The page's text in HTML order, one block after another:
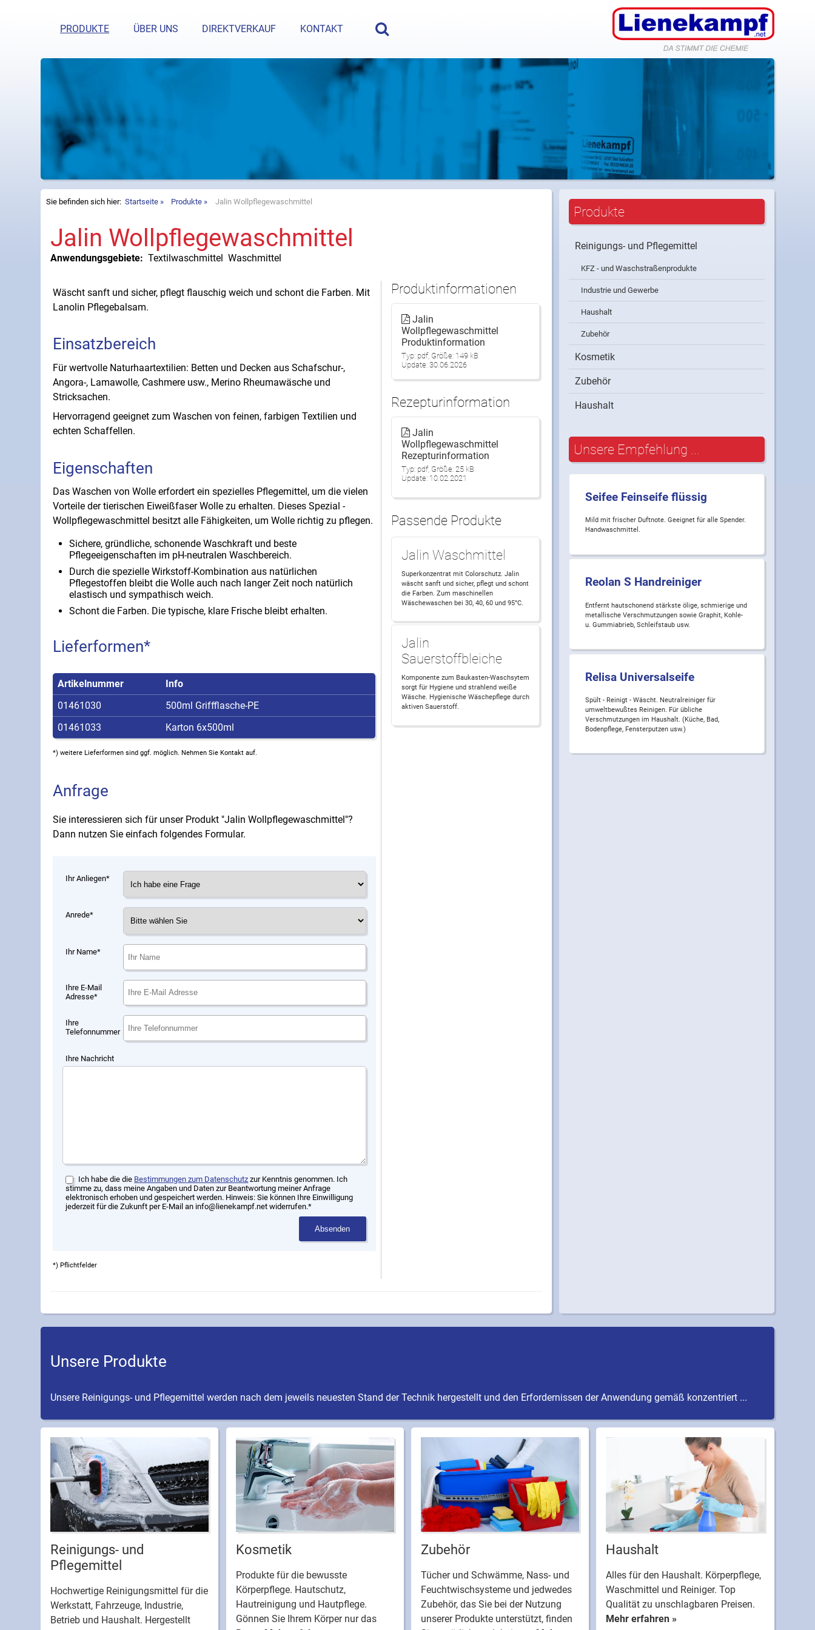
Haben Sie Fragen? Nehmen Sie Kontakt auf:
PRODUKTE ÜBER UNS DIREKTVERKAUF KONTAKT
Sie befinden sich hier: Startseite Produkte Jalin Wollpflegewaschmittel
Jalin Wollpflegewaschmittel
Anwendungsgebiete: Textilwaschmittel Waschmittel
Wäscht sanft und sicher, pflegt flauschig weich und schont die Farben. Mit
Lanolin Pflegebalsam.
Einsatzbereich
Für wertvolle Naturhaartextilien: Betten und Decken aus Schafschur-,
Angora-, Lamawolle, Cashmere usw., Merino Rheumawäsche und
Stricksachen.
Hervorragend geeignet zum Waschen von feinen, farbigen Textilien und
echten Schaffellen.
Eigenschaften
Das Waschen von Wolle erfordert ein spezielles Pflegemittel, um die vielen
Vorteile der tierischen Eiweißfaser Wolle zu erhalten. Dieses Spezial -
Wollpflegewaschmittel besitzt alle Fähigkeiten, um Wolle richtig zu pflegen.
Sichere, gründliche, schonende Waschkraft und beste
Pflegeeigenschaften im pH-neutralen Waschbereich.
Durch die spezielle Wirkstoff-Kombination aus natürlichen
Pflegestoffen bleibt die Wolle auch nach langer Zeit noch natürlich
elastisch und sympathisch weich.
Schont die Farben. Die typische, klare Frische bleibt erhalten.
Lieferformen*
Artikelnummer
Info
01461030
500ml Griffflasche-PE
01461033
Karton 6x500ml
*) weitere Lieferformen sind ggf. möglich. Nehmen Sie Kontakt auf.
Anfrage
Sie interessieren sich für unser Produkt "Jalin Wollpflegewaschmittel"?
Dann nutzen Sie einfach folgendes Formular.
Ihr Anliegen*
Anrede*
Ihr Name*
Ihre E-Mail
Adresse*
Ihre
Telefonnummer
Ihre Nachricht
Ich habe die die Bestimmungen zum Datenschutz zur Kenntnis genommen. Ich
stimme zu, dass meine Angaben und Daten zur Beantwortung meiner Anfrage
elektronisch erhoben und gespeichert werden. Hinweis: Sie können Ihre Einwilligung
jederzeit für die Zukunft per E-Mail an info@lienekampf.net widerrufen.*
Absenden
*) Pflichtfelder
Produktinformationen
Jalin
Wollpflegewaschmittel
Produktinformation
Typ: pdf, Größe: 149 kB
Update: 30.06.2026
Rezepturinformation
Jalin
Wollpflegewaschmittel
Rezepturinformation
Typ: pdf, Größe: 25 kB
Update: 10.02.2021
Passende Produkte
Jalin Waschmittel
Superkonzentrat mit Colorschutz. Jalin
wäscht sanft und sicher, pflegt und schont
die Farben. Zum maschinellen
Wäschewaschen bei 30, 40, 60 und 95°C.
Jalin
Sauerstoffbleiche
Komponente zum Baukasten-Waschsytem
sorgt für Hygiene und strahlend weiße
Wäsche. Hygienische Wäschepflege durch
aktiven Sauerstoff.
Produkte
Reinigungs- und Pflegemittel
KFZ - und Waschstraßenprodukte
Industrie und Gewerbe
Haushalt
Zubehör
Kosmetik
Zubehör
Haushalt
Unsere Empfehlung ...
Seifee Feinseife flüssig
Mild mit frischer Duftnote. Geeignet für alle Spender.
Handwaschmittel.
Reolan S Handreiniger
Entfernt hautschonend stärkste ölige, schmierige und
metallische Verschmutzungen sowie Graphit, Kohle-
u. Gummiabrieb, Schleifstaub usw.
Relisa Universalseife
Spült - Reinigt - Wäscht. Neutralreiniger für
umweltbewußtes Reinigen. Für übliche
Verschmutzungen im Haushalt. (Küche, Bad,
Bodenpflege, Fensterputzen usw.)
Unsere Produkte
Unsere Reinigungs- und Pflegemittel werden nach dem jeweils neuesten Stand der Technik hergestellt und den Erfordernissen der Anwendung gemäß konzentriert ...
Reinigungs- und
Pflegemittel
Hochwertige Reinigungsmittel für die
Werkstatt, Fahrzeuge, Industrie,
Betrieb und Haushalt. Hergestellt
Kosmetik
Produkte für die bewusste
Körperpflege. Hautschutz,
Hautreinigung und Hautpflege.
Gönnen Sie Ihrem Körper nur das
Zubehör
Tücher und Schwämme, Nass- und
Feuchtwischsysteme und jedwedes
Zubehör, das Sie bei der Nutzung
unserer Produkte unterstützt, finden
Haushalt
Alles für den Haushalt. Körperpflege,
Waschmittel und Reiniger. Top
Qualität zu unschlagbaren Preisen.
Mehr erfahren »